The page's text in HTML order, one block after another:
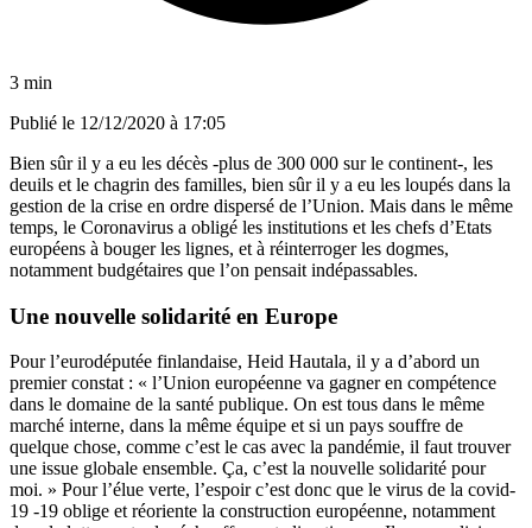
3 min
Publié le 12/12/2020 à 17:05
Bien sûr il y a eu les décès -plus de 300 000 sur le continent-, les
deuils et le chagrin des familles, bien sûr il y a eu les loupés dans la
gestion de la crise en ordre dispersé de l’Union. Mais dans le même
temps, le Coronavirus a obligé les institutions et les chefs d’Etats
européens à bouger les lignes, et à réinterroger les dogmes,
notamment budgétaires que l’on pensait indépassables.
Une nouvelle solidarité en Europe
Pour l’eurodéputée finlandaise, Heid Hautala, il y a d’abord un
premier constat : « l’Union européenne va gagner en compétence
dans le domaine de la santé publique. On est tous dans le même
marché interne, dans la même équipe et si un pays souffre de
quelque chose, comme c’est le cas avec la pandémie, il faut trouver
une issue globale ensemble. Ça, c’est la nouvelle solidarité pour
moi. » Pour l’élue verte, l’espoir c’est donc que le virus de la covid-
19 -19 oblige et réoriente la construction européenne, notamment